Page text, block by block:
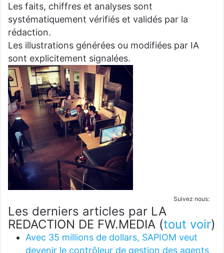
Les faits, chiffres et analyses sont
systématiquement vérifiés et validés par la
rédaction.
Les illustrations générées ou modifiées par IA
sont explicitement signalées.
Suivez nous:
Les derniers articles par LA
REDACTION DE FW.MEDIA (tout voir)
Avec 35 millions de dollars, SAPIOM veut
devenir le contrôleur de gestion des agents